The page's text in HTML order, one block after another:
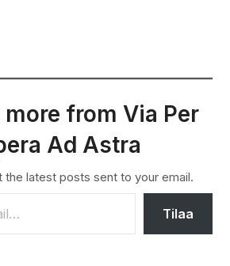
from Via Per
Ad Astra
the latest posts sent to your email.
Tilaa